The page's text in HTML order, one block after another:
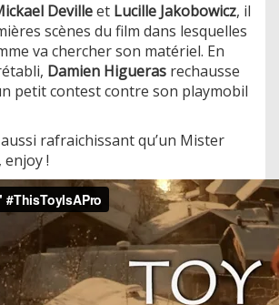
Devilleet Lucille Jakobowicz, il
scènes du film dans lesquelles
va chercher son matériel. En
Damien Higueras rechausse
petit contest contre son playmobil
rafraichissant qu’un Mister
enjoy !